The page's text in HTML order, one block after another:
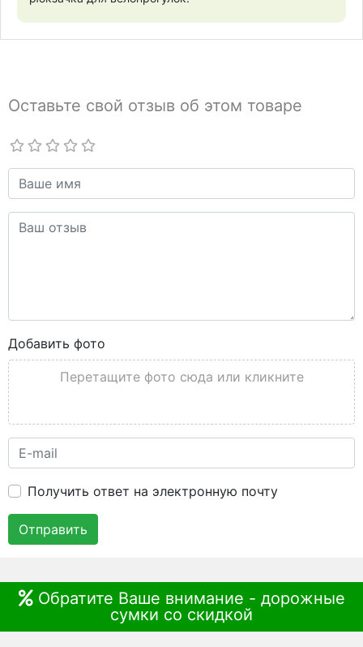
Оставьте свой отзыв об этом товаре
Добавить фото
Перетащите фото сюда или кликните
Получить ответ на электронную почту
Отправить
Обратите Ваше внимание - дорожные
сумки со скидкой